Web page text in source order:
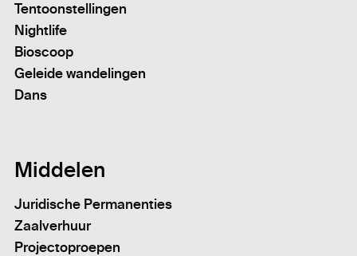
Tentoonstellingen
Nightlife
Bioscoop
Geleide wandelingen
Dans
Middelen
Juridische Permanenties
Zaalverhuur
Projectoproepen